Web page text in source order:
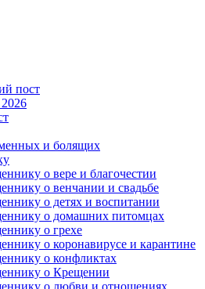
пост
и болящих
о вере и благочестии
о венчании и свадьбе
о детях и воспитании
о домашних питомцах
о грехе
о коронавирусе и карантине
о конфликтах
о Крещении
о любви и отношениях